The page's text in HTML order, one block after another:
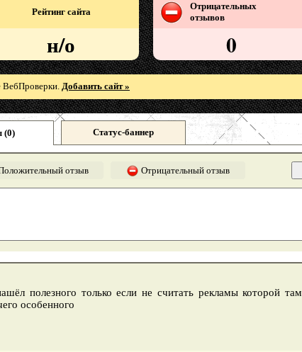
Рейтинг сайта
н/о
Отрицательных
отзывов
0
ВебПроверки.Добавить сайт »
(0) Статус-баннер
отзыв Отрицательный отзыв
полезного только если не считать рекламы которой там
особенного